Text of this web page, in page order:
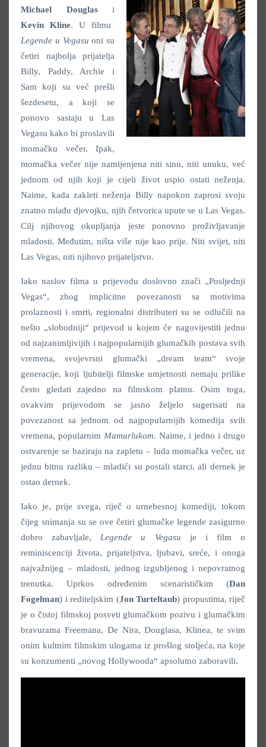
Michael
Douglas i
Kevin
Kline. U filmu
Legende u Vegasu oni su
četiri najbolja prijatelja
Billy, Paddy, Archie i
Sam koji su već prešli
šezdesetu, a koji se
ponovo sastaju u Las
Vegasu kako bi proslavili
momačku večer. Ipak,
momačka večer nije namijenjena niti sinu, niti unuku, već
jednom od njih koji je cijeli život uspio ostati neženja.
Naime, kada zakleti neženja Billy napokon zaprosi svoju
znatno mlađu djevojku, njih četvorica upute se u Las Vegas.
Cilj njihovog okupljanja jeste ponovno proživljavanje
mladosti. Međutim, ništa više nije kao prije. Niti svijet, niti
Las Vegas, niti njihovo prijateljstvo.
Iako naslov filma u prijevodu doslovno znači „Posljednji
Vegas“, zbog implicitne povezanosti sa motivima
prolaznosti i smrti, regionalni distributeri su se odlučili na
nešto „slobodniji“ prijevod u kojem će nagovijestiti jednu
od najzanimljivijih i najpopularnijih glumačkih postava svih
vremena, svojevrsni glumački „dream team“ svoje
generacije, koji ljubitelji filmske umjetnosti nemaju prilike
često gledati zajedno na filmskom platnu. Osim toga,
ovakvim prijevodom se jasno željelo sugerisati na
povezanost sa jednom od najpopularnijih komedija svih
vremena, popularnim Mamurlukom. Naime, i jedno i drugo
ostvarenje se baziraju na zapletu – luda momačka večer, uz
jednu bitnu razliku – mladići su postali starci, ali dernek je
ostao dernek.
Iako je, prije svega, riječ o urnebesnoj komediji, tokom
čijeg snimanja su se ove četiri glumačke legende zasigurno
dobro zabavljale, Legende u Vegasu je i film o
reminiscenciji života, prijateljstva, ljubavi, sreće, i onoga
najvažnijeg – mladosti, jednog izgubljenog i nepovratnog
trenutka. Uprkos određenim scenarističkim (Dan
Fogelman) i rediteljskim (Jon Turteltaub) propustima, riječ
je o čistoj filmskoj posveti glumačkom pozivu i glumačkim
bravurama Freemana, De Nira, Douglasa, Klinea, te svim
onim kultnim filmskim ulogama iz prošlog stoljeća, na koje
su konzumenti „novog Hollywooda“ apsolutno zaboravili.